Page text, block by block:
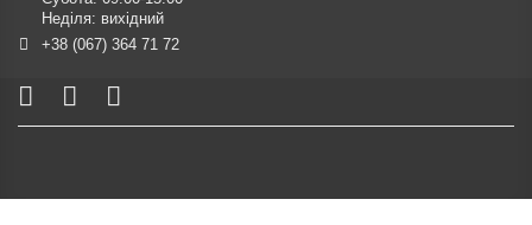
Неділя: вихідний
+38 (067) 364 71 72